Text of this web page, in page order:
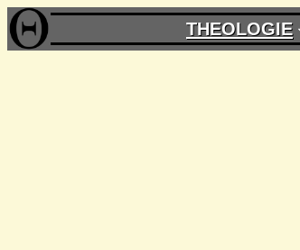
Zum
Inhalt
THEOLOGIE